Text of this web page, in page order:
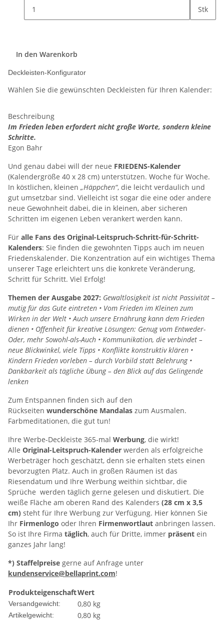
Stk
In den Warenkorb
Deckleisten-Konfigurator
Wählen Sie die gewünschten Deckleisten für Ihren Kalender:
Beschreibung
Im Frieden leben erfordert nicht große Worte, sondern kleine
Schritte.
Egon Bahr
Und genau dabei will der neue FRIEDENS-Kalender
(Kalendergröße 40 x 28 cm) unterstützen. Woche für Woche.
In köstlichen, kleinen „Häppchen“, die leicht verdaulich und
gut umsetzbar sind. Vielleicht ist sogar die eine oder andere
neue Gewohnheit dabei, die in kleinen, aber sicheren
Schritten im eigenen Leben verankert werden kann.
Für alle Fans des Original-Leitspruch-Schritt-für-Schritt-
Kalenders: Sie finden die gewohnten Tipps auch im neuen
Friedenskalender. Die Konzentration auf ein wichtiges Thema
unserer Tage erleichtert uns die konkrete Veränderung,
Schritt für Schritt. Viel Erfolg!
Themen der Ausgabe 2027: Gewaltlosigkeit ist nicht Passivität –
mutig für das Gute eintreten • Vom Frieden im Kleinen zum
Wirken in der Welt • Auch unsere Ernährung kann dem Frieden
dienen • Offenheit für kreative Lösungen: Genug vom Entweder-
Oder, mehr Sowohl-als-Auch • Kommunikation, die verbindet –
neue Blickwinkel, viele Tipps • Konflikte konstruktiv klären •
Kindern Frieden vorleben – durch Vorbild statt Belehrung •
Dankbarkeit als tägliche Übung – den Blick auf das Gelingende
lenken
Zum Entspannen finden sich auf den
Rückseiten wunderschöne Mandalas zum Ausmalen.
Farbmeditationen, die gut tun!
Ihre Werbe-Deckleiste 365-mal Werbung, die wirkt!
Alle Original-Leitspruch-Kalender werden als erfolgreiche
Werbeträger hoch geschätzt, denn sie erhalten stets einen
bevorzugten Platz. Auch in großen Räumen ist das
Riesendatum und Ihre Werbung weithin sichtbar, die
Sprüche werden täglich gerne gelesen und diskutiert. Die
weiße Fläche am oberen Rand des Kalenders (28 cm x 3,5
cm) steht für Ihre Werbung zur Verfügung. Hier können Sie
Ihr Firmenlogo oder Ihren Firmenwortlaut anbringen lassen.
So ist Ihre Firma täglich, auch für Dritte, immer präsent ein
ganzes Jahr lang!
*) Staffelpreise gerne auf Anfrage unter
kundenservice@bellaprint.com!
ProdukteigenschaftWert
Versandgewicht: 0,80 kg
Artikelgewicht: 0,80 kg